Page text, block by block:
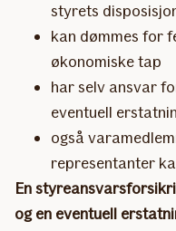
styrets
kan dømmes for
økonomiske tap
har selv ansvar
eventuell
også
representanter
En
og en eventuell